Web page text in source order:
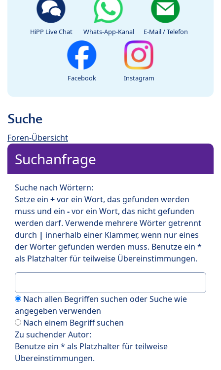
HiPP Live Chat Whats-App-Kanal E-Mail / Telefon
Facebook Instagram
Suche
Foren-Übersicht
Suchanfrage
Suche nach Wörtern:
Setze ein +vor ein Wort, das gefunden werden
muss und ein -vor ein Wort, das nicht gefunden
werden darf. Verwende mehrere Wörter getrennt
durch | innerhalb einer Klammer, wenn nur eines
der Wörter gefunden werden muss. Benutze ein *
als Platzhalter für teilweise Übereinstimmungen.
Nach allen Begriffen suchen oder Suche wie
angegeben verwenden
Nach einem Begriff suchen
Zu suchender Autor:
Benutze ein * als Platzhalter für teilweise
Übereinstimmungen.